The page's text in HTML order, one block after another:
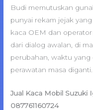
Budi memutuskan
punyai rekam jejak
kaca OEM dan
dari dialog awalan, di
perubahan, waktu yang
perawatan masa diganti.
Jual Kaca Mobil Suzuki
087761160724